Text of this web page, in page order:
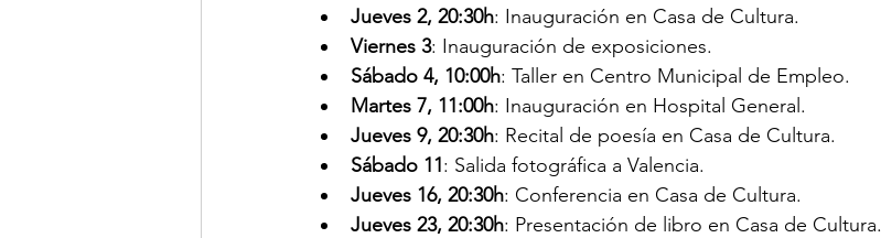
Jueves 2, 20:30h: Inauguración en Casa de Cultura.
Viernes 3: Inauguración de exposiciones.
Sábado 4, 10:00h: Taller en Centro Municipal de Empleo.
Martes 7, 11:00h: Inauguración en Hospital General.
Jueves 9, 20:30h: Recital de poesía en Casa de Cultura.
Sábado 11: Salida fotográfica a Valencia.
Jueves 16, 20:30h: Conferencia en Casa de Cultura.
Jueves 23, 20:30h: Presentación de libro en Casa de Cultura.